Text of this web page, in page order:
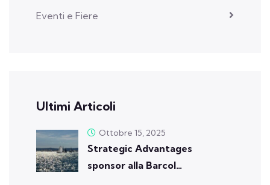
Eventi e Fiere
Ultimi Articoli
Strategic Advantages
sponsor alla Barcol…
Ottobre 15, 2025